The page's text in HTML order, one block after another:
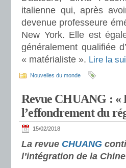
italienne qui, après
devenue professeure
New York. Elle est
généralement qualifiée
« matérialiste ». Lire la
Nouvelles du monde
Revue CHUANG : «
l’effondrement du
15/02/2018
La revue CHUANG
l’intégration de la